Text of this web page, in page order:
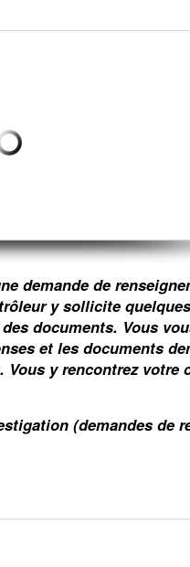
demande de
y sollicite
documents. Vous
et les documents
Vous y rencontrez votre
(demandes de